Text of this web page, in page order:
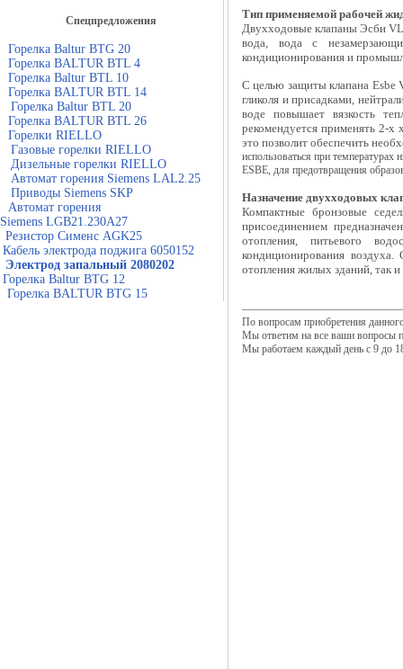
Спецпредложения
Горелка Baltur BTG 20
Горелка BALTUR BTL 4
Горелка Baltur BTL 10
Горелка BALTUR BTL 14
Горелка Baltur BTL 20
Горелка BALTUR BTL 26
Горелки RIELLO
Газовые горелки RIELLO
Дизельные горелки RIELLO
Автомат горения Siemens LAL2.25
Приводы Siemens SKP
Автомат горения
Siemens LGB21.230A27
Резистор Сименс AGK25
Кабель электрода поджига 6050152
Электрод запальный 2080202
Горелка Baltur BTG 12
Горелка BALTUR BTG 15
Тип применяемой рабочей
Двухходовые клапаны Эсби
вода, вода с
кондиционирования и
С целью защитыклапана Esbe
гликоля и присадками,
воде повышает вязкость
рекомендуется применять 2-x
это позволит обеспечить
использоваться при
ESBE, для предотвращения
Назначение двухходовых
Компактные бронзовые
присоединением
отопления, питьевого
кондиционирования
отопления жилых зданий, так
По вопросам приобретения
Мы ответим на все ваши вопросы
Мы работаем каждый день с 9 до